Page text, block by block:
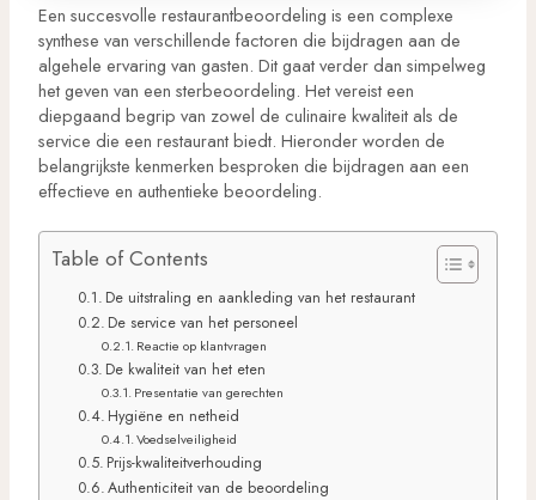
Een succesvolle restaurantbeoordeling is een complexe
synthese van verschillende factoren die bijdragen aan de
algehele ervaring van gasten. Dit gaat verder dan simpelweg
het geven van een sterbeoordeling. Het vereist een
diepgaand begrip van zowel de culinaire kwaliteit als de
service die een restaurant biedt. Hieronder worden de
belangrijkste kenmerken besproken die bijdragen aan een
effectieve en authentieke beoordeling.
Table of Contents
De uitstraling en aankleding van het restaurant
De service van het personeel
Reactie op klantvragen
De kwaliteit van het eten
Presentatie van gerechten
Hygiëne en netheid
Voedselveiligheid
Prijs-kwaliteitverhouding
Authenticiteit van de beoordeling